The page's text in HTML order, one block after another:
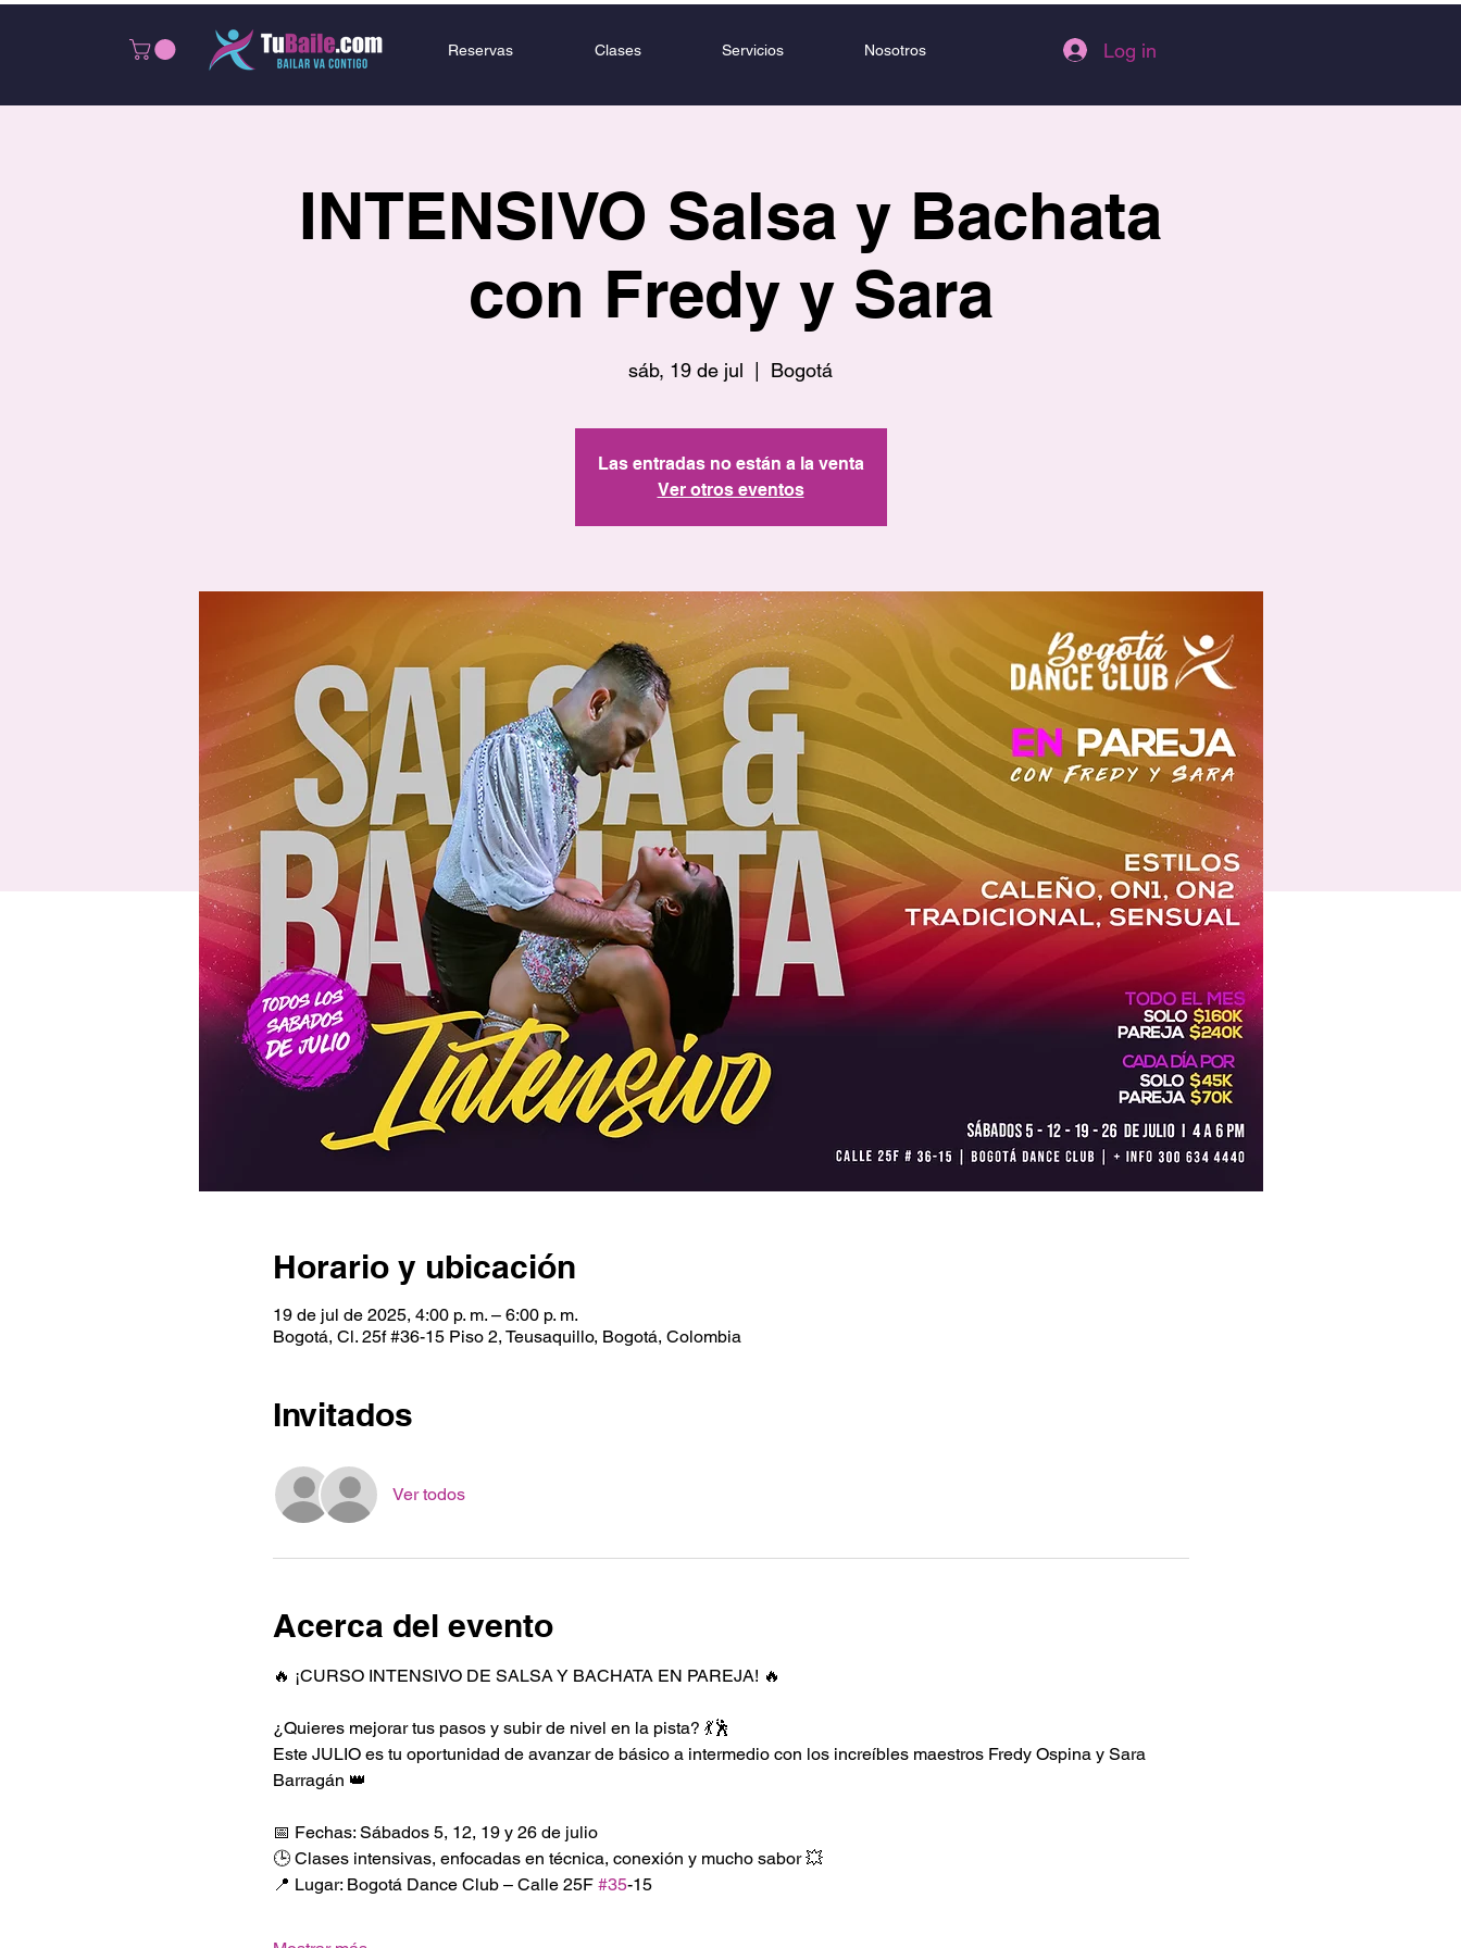
Reservas Clases Servicios Nosotros Log in
INTENSIVO Salsa y Bachata
con Fredy y Sara
sáb, 19 de jul Bogotá
Las entradas no están a la venta
Ver otros eventos
Horario y ubicación
19 de jul de 2025, 4:00 p. m. – 6:00 p. m.
Bogotá, Cl. 25f #36-15 Piso 2, Teusaquillo, Bogotá, Colombia
Invitados
Ver todos
Acerca del evento
🔥 ¡CURSO INTENSIVO DE SALSA Y BACHATA EN PAREJA! 🔥
¿Quieres mejorar tus pasos y subir de nivel en la pista? 💃🕺
Este JULIO es tu oportunidad de avanzar de básico a intermedio con los increíbles maestros Fredy Ospina y Sara
Barragán 👑
📅 Fechas: Sábados 5, 12, 19 y 26 de julio
🕒 Clases intensivas, enfocadas en técnica, conexión y mucho sabor 💥
📍 Lugar: Bogotá Dance Club – Calle 25F #35-15